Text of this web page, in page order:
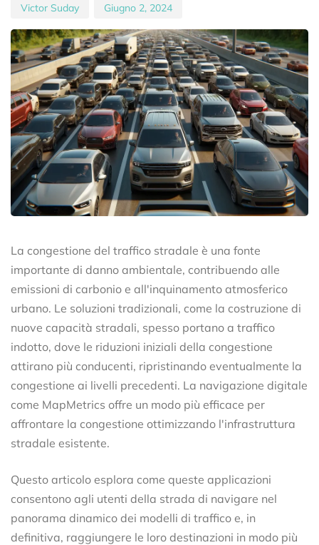
Victor Suday Giugno 2, 2024
La congestione del traffico stradale è una fonte
importante di danno ambientale, contribuendo alle
emissioni di carbonio e all'inquinamento atmosferico
urbano. Le soluzioni tradizionali, come la costruzione di
nuove capacità stradali, spesso portano a traffico
indotto, dove le riduzioni iniziali della congestione
attirano più conducenti, ripristinando eventualmente la
congestione ai livelli precedenti. La navigazione digitale
come MapMetrics offre un modo più efficace per
affrontare la congestione ottimizzando l'infrastruttura
stradale esistente.
Questo articolo esplora come queste applicazioni
consentono agli utenti della strada di navigare nel
panorama dinamico dei modelli di traffico e, in
definitiva, raggiungere le loro destinazioni in modo più